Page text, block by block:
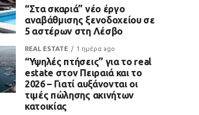
“Στα σκαριά” νέο έργο
αναβάθμισης ξενοδοχείου σε
5 αστέρων στη Λέσβο
REAL ESTATE 1 ημέρα ago
“Υψηλές πτήσεις” για το real
estate στον Πειραιά και το
2026 – Γιατί αυξάνονται οι
τιμές πώλησης ακινήτων
κατοικίας